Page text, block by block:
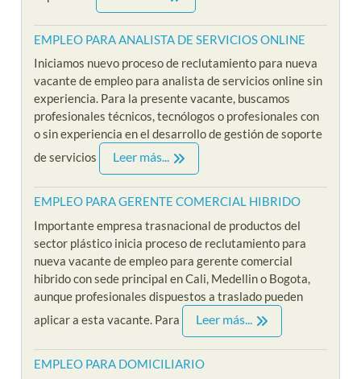
EMPLEO PARA ANALISTA DE SERVICIOS ONLINE
Iniciamos nuevo proceso de reclutamiento para nueva
vacante de empleo para analista de servicios online sin
experiencia. Para la presente vacante, buscamos
profesionales técnicos, tecnólogos o profesionales con
o sin experiencia en el desarrollo de gestión de soporte
de servicios
Leer más...
EMPLEO PARA GERENTE COMERCIAL HIBRIDO
Importante empresa trasnacional de productos del
sector plástico inicia proceso de reclutamiento para
nueva vacante de empleo para gerente comercial
hibrido con sede principal en Cali, Medellin o Bogota,
aunque profesionales dispuestos a traslado pueden
aplicar a esta vacante. Para
Leer más...
EMPLEO PARA DOMICILIARIO